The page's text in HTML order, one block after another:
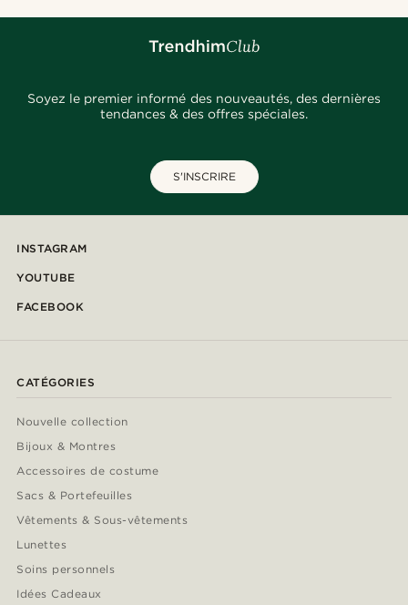
Soyez le premier informé des nouveautés, des dernières
tendances & des offres spéciales.
S'INSCRIRE
INSTAGRAM
YOUTUBE
FACEBOOK
CATÉGORIES
Nouvelle collection
Bijoux & Montres
Accessoires de costume
Sacs & Portefeuilles
Vêtements & Sous-vêtements
Lunettes
Soins personnels
Idées Cadeaux